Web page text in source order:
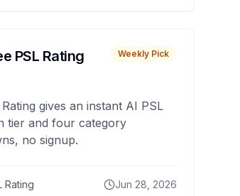
PSL Rating Weekly Pick
gives an instant AI PSL
tier and four category
no signup.
Rating Jun 28, 2026